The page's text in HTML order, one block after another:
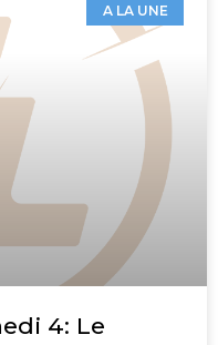
A LA UNE
4: Le